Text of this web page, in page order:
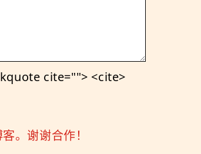
cite=""> <cite>
。谢谢合作！